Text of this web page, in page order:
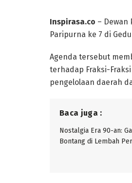
Inspirasa.co – Dewan
Paripurna ke 7 di
Agenda tersebut
terhadap Fraksi-
pengelolaan daerah
Baca juga :
Nostalgia Era 90-an:
Bontang di Lembah